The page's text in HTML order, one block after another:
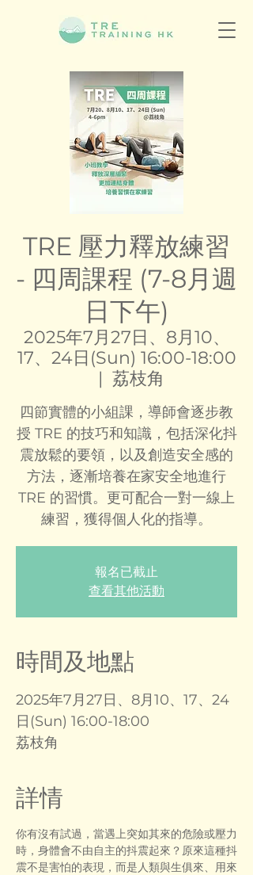
TRE 壓力釋放練習
- 四周課程 (7-8月週
日下午)
2025年7月27日、8月10、
17、24日(Sun) 16:00-18:00
  |
荔枝角
四節實體的小組課，導師會逐步教
授 TRE 的技巧和知識，包括深化抖
震放鬆的要領，以及創造安全感的
方法，逐漸培養在家安全地進行
TRE 的習慣。更可配合一對一線上
練習，獲得個人化的指導。
報名已截止
查看其他活動
時間及地點
2025年7月27日、8月10、17、24
日(Sun) 16:00-18:00
荔枝角
詳情
你有沒有試過，當遇上突如其來的危險或壓力
時，身體會不由自主的抖震起來？原來這種抖
震不是害怕的表現，而是人類與生俱來、用來